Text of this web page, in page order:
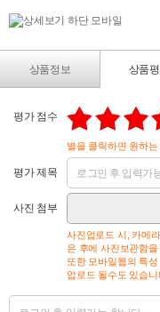
상품정보 상품
평가 점수
별을 클릭하면 원하
평가 제목
사진 첨부
사진업로드 시, 카메
은 후에 사진보관함을
또한 모바일웹의 특
업로드 될수도 있습니